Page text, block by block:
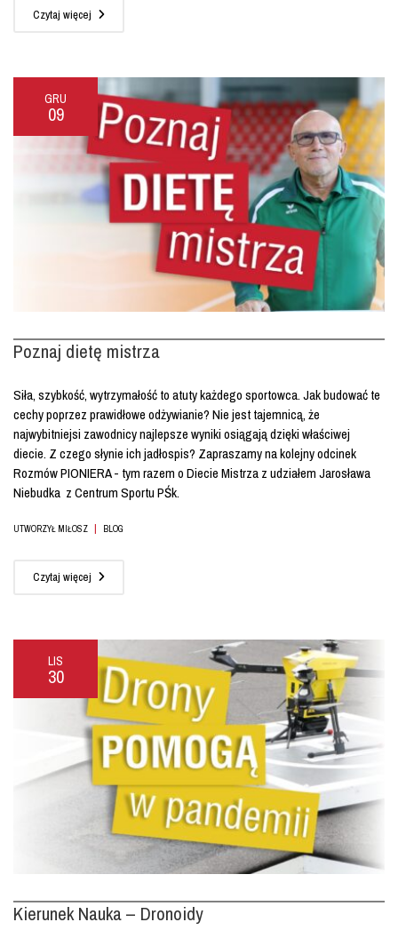
Czytaj więcej
GRU
09
Poznaj dietę mistrza
Siła, szybkość, wytrzymałość to atuty każdego sportowca. Jak budować te
cechy poprzez prawidłowe odżywianie? Nie jest tajemnicą, że
najwybitniejsi zawodnicy najlepsze wyniki osiągają dzięki właściwej
diecie. Z czego słynie ich jadłospis? Zapraszamy na kolejny odcinek
Rozmów PIONIERA - tym razem o Diecie Mistrza z udziałem Jarosława
Niebudka z Centrum Sportu PŚk.
UTWORZYŁ MIŁOSZ | BLOG
Czytaj więcej
LIS
30
Kierunek Nauka – Dronoidy